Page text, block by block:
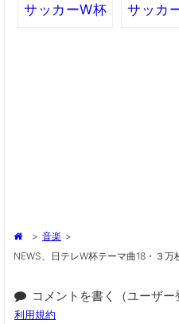
サッカーW杯 サッカ
> 音楽 >
NEWS、日テレW杯テーマ曲18・３
コメントを書く（ユーザー